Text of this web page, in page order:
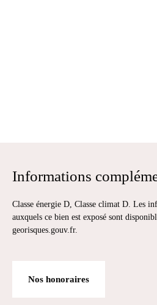
Informations
Classe énergie D, Classe climat D. Les
auxquels ce bien est exposé sont
georisques.gouv.fr.
Nos honoraires